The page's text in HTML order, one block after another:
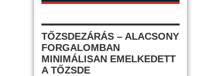
TŐZSDEZÁRÁS – ALACSONY
FORGALOMBAN
MINIMÁLISAN EMELKEDETT
A TŐZSDE